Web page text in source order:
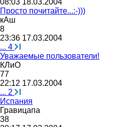
Просто почитайте...:-)))
кАш
8
23:36 17.03.2004
... 4
Уважаемые пользователи!
КЛиО
77
22:12 17.03.2004
... 2
Испания
Гравицапа
38